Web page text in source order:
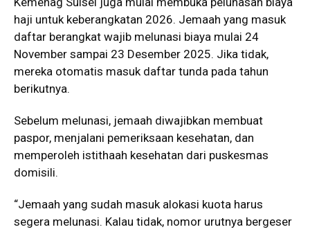
haji untuk keberangkatan 2026. Jemaah yang masuk
daftar berangkat wajib melunasi biaya mulai 24
November sampai 23 Desember 2025. Jika tidak,
mereka otomatis masuk daftar tunda pada tahun
berikutnya.
Sebelum melunasi, jemaah diwajibkan membuat
paspor, menjalani pemeriksaan kesehatan, dan
memperoleh istithaah kesehatan dari puskesmas
domisili.
“Jemaah yang sudah masuk alokasi kuota harus
segera melunasi. Kalau tidak, nomor urutnya bergeser